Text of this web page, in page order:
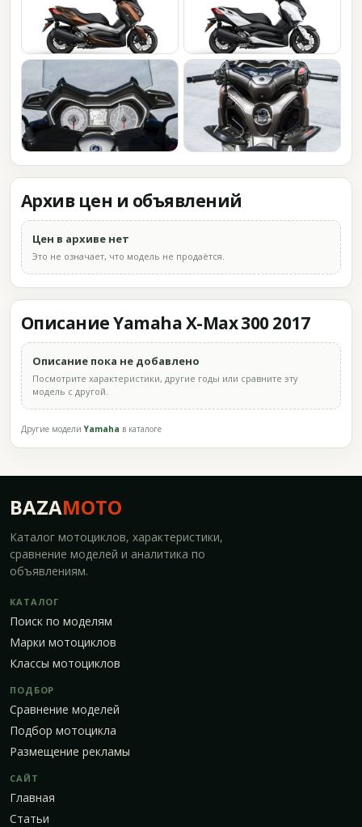
Архив цен и объявлений
Цен в архиве нет
Это не означает, что модель не продаётся.
Описание Yamaha X-Max 300 2017
Описание пока не добавлено
Посмотрите характеристики, другие годы или сравните эту
модель с другой.
Другие моделиYamaha в каталоге
BAZAMOTO
Каталог мотоциклов, характеристики,
сравнение моделей и аналитика по
объявлениям.
КАТАЛОГ
Поиск по моделям
Марки мотоциклов
Классы мотоциклов
ПОДБОР
Сравнение моделей
Подбор мотоцикла
Размещение рекламы
САЙТ
Главная
Статьи